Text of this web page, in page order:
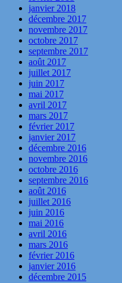
janvier 2018
décembre 2017
novembre 2017
octobre 2017
septembre 2017
août 2017
juillet 2017
juin 2017
mai 2017
avril 2017
mars 2017
février 2017
janvier 2017
décembre 2016
novembre 2016
octobre 2016
septembre 2016
août 2016
juillet 2016
juin 2016
mai 2016
avril 2016
mars 2016
février 2016
janvier 2016
décembre 2015